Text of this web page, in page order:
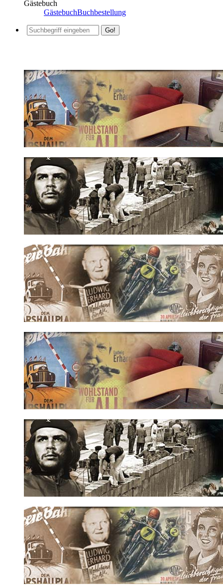
Gästebuch
GästebuchBuchbestellung